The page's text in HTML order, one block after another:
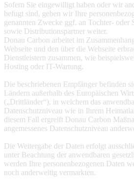
Sofern Sie eingewilligt haben oder wir
befugt sind, geben wir Ihre
genannten Zwecke ggf. an Tochter- oder
sowie Distributionspartner weiter.
Donau Carbon arbeitet im
Webseite und den über die Webseite
Dienstleistern zusammen, wie
Hosting oder IT-Wartung.
Die beschriebenen Empfänger befinden
Ländern außerhalb des Europäischen
(„Drittländer“), in welchem das
Datenschutzniveau wie in Ihrem
diesem Fall ergreift Donau Carbon
angemessenes Datenschutzniveau
Die Weitergabe der Daten erfolgt
unter Beachtung der anwendbaren
werden Ihre personenbezogenen Daten
noch anderweitig vermarkten.